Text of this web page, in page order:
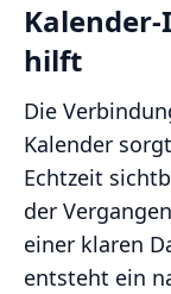
hilft
Die
Kalender
Echtzeit
der
einer klaren
entsteht ein